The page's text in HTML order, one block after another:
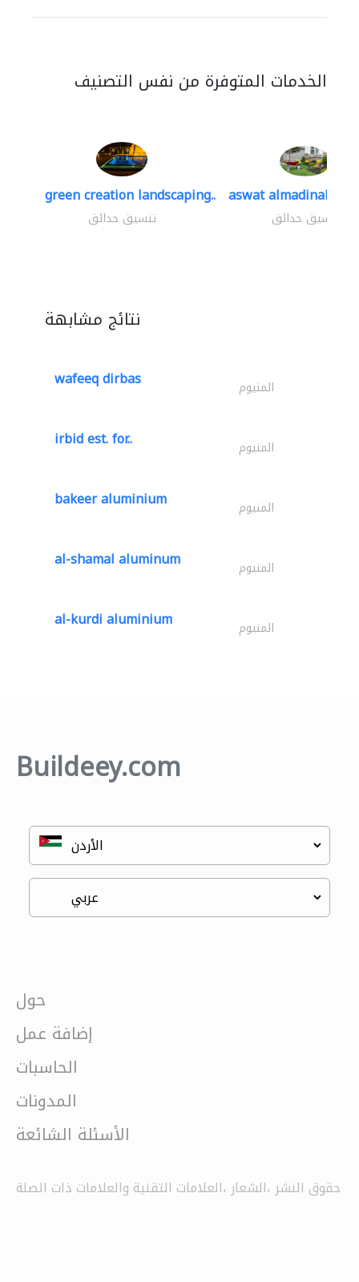
الخدمات المتوفرة من نفس التصنيف
green creation landscaping..
تنسيق حدائق
aswat almadinah
تنسيق حدائق
نتائج مشابهة
wafeeq dirbas المنيوم
irbid est. for.. المنيوم
bakeer aluminium المنيوم
al-shamal aluminum المنيوم
al-kurdi aluminium المنيوم
Buildeey.com
حول
إضافة عمل
الحاسبات
المدونات
الأسئلة الشائعة
حقوق النشر ،الشعار ،العلامات التقنية والعلامات ذات الصلة